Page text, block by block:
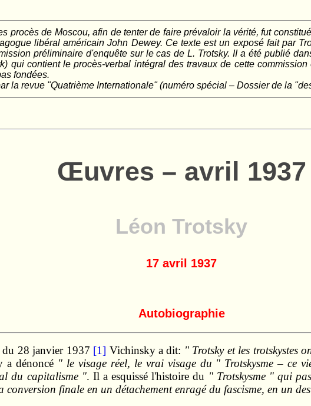
procès de Moscou, afin de tenter de faire prévaloir la vérité, fut
libéral américain John Dewey. Ce texte est un exposé fait par
préliminaire d'enquête sur le cas de L. Trotsky. II a été publié
qui contient le procès-verbal intégral des travaux de cette
fondées.
la revue "Quatrième Internationale" (numéro spécial – Dossier de la
Œuvres – avril 1937
Léon Trotsky
17 avril 1937
Autobiographie
28 janvier 1937 [1] Vichinsky a dit: " Trotsky et les trotskystes
a dénoncé " le visage réel, le vrai visage du " Trotskysme – ce
du capitalisme ". Il a esquissé l'histoire du " Trotskysme " qui
conversion finale en un détachement enragé du fascisme, en un